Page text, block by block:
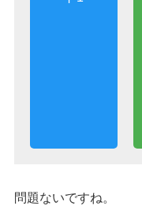
問題ないですね。